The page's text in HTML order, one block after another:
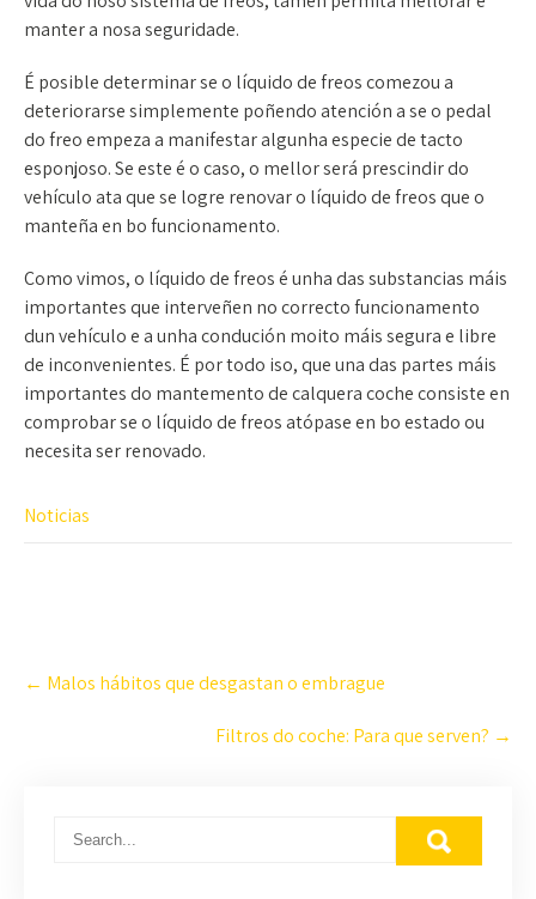
manter a nosa seguridade.
É posible determinar se o líquido de freos comezou a
deteriorarse simplemente poñendo atención a se o pedal
do freo empeza a manifestar algunha especie de tacto
esponjoso. Se este é o caso, o mellor será prescindir do
vehículo ata que se logre renovar o líquido de freos que o
manteña en bo funcionamento.
Como vimos, o líquido de freos é unha das substancias máis
importantes que interveñen no correcto funcionamento
dun vehículo e a unha condución moito máis segura e libre
de inconvenientes. É por todo iso, que una das partes máis
importantes do mantemento de calquera coche consiste en
comprobar se o líquido de freos atópase en bo estado ou
necesita ser renovado.
Noticias
Navegación
nas
← Malos hábitos que desgastan o embrague
Filtros do coche: Para que serven? →